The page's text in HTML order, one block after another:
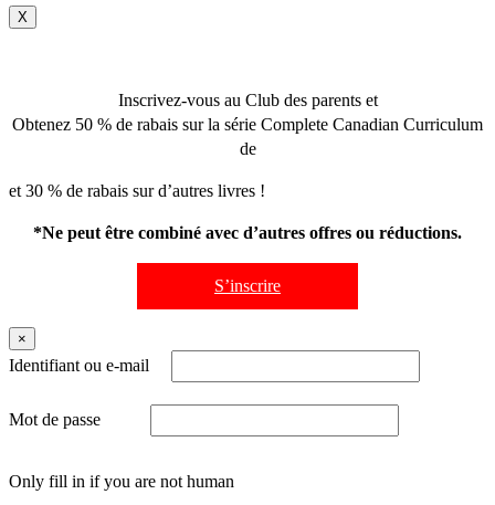
X
Inscrivez-vous au Club des parents et
Obtenez 50 % de rabais sur la série Complete Canadian Curriculum
de
et 30 % de rabais sur d’autres livres !
*Ne peut être combiné avec d’autres offres ou réductions.
S’inscrire
×
Identifiant ou e-mail
Mot de passe
Only fill in if you are not human